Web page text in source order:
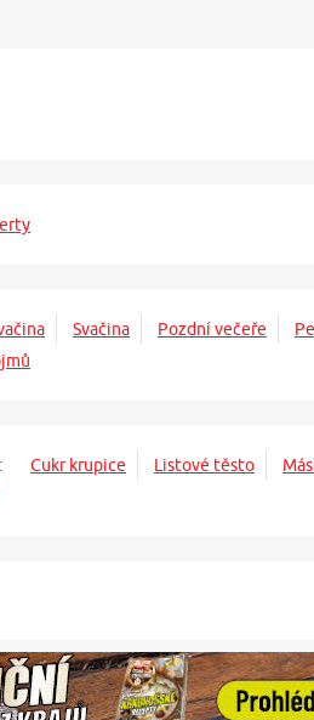
Svačina Pozdní večeře
Cukr krupice Listové těsto